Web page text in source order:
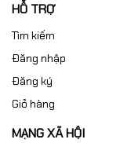
HỖ TRỢ
Tìm kiếm
Đăng nhập
Đăng ký
Giỏ hàng
MẠNG XÃ HỘI